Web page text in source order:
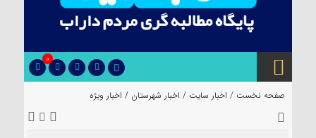
0
صفحه نخست / اخبار سایت / اخبار شهرستان / اخبار ویژه